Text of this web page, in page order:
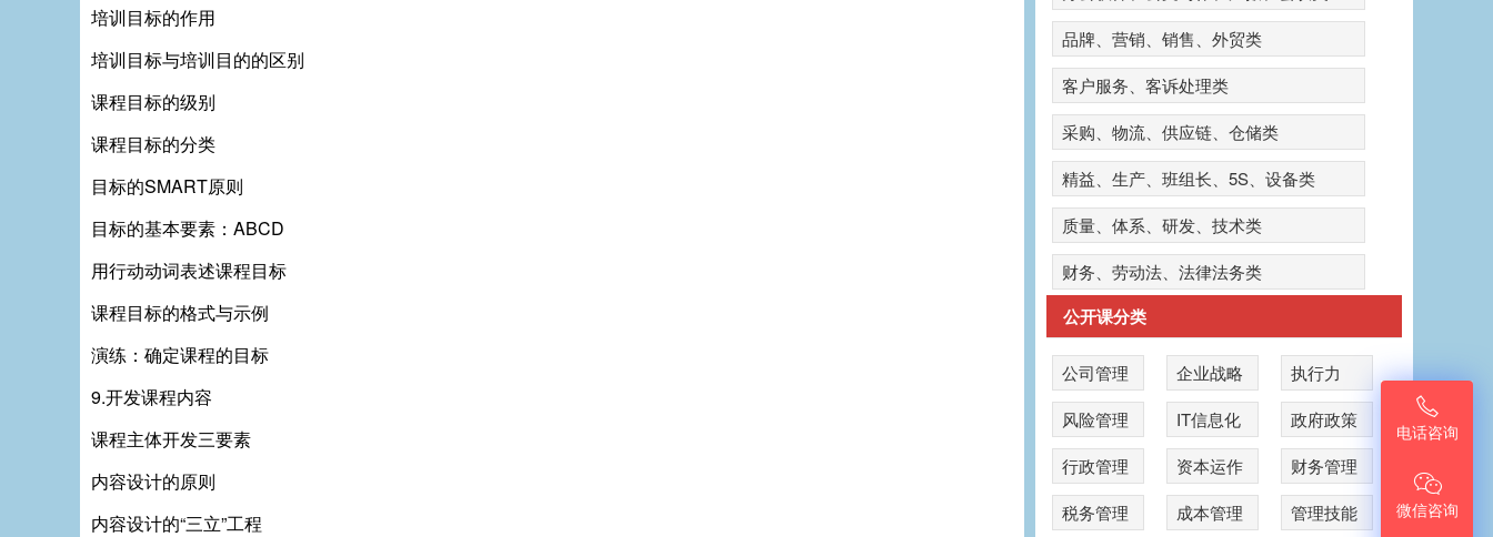
培训目标的作用
培训目标与培训目的的区别
课程目标的级别
课程目标的分类
目标的SMART原则
目标的基本要素：ABCD
用行动动词表述课程目标
课程目标的格式与示例
演练：确定课程的目标
9.开发课程内容
课程主体开发三要素
内容设计的原则
内容设计的“三立”工程
品牌、营销、销售、外贸类
客户服务、客诉处理类
采购、物流、供应链、仓储类
精益、生产、班组长、5S、设备类
质量、体系、研发、技术类
财务、劳动法、法律法务类
公开课分类
公司管理 企业战略
执行力
风险管理
IT信息化
公
政府政策
行政管理
资本运作
财务管理
税务管理
成本管理
管理技能

电话咨询

微信咨询